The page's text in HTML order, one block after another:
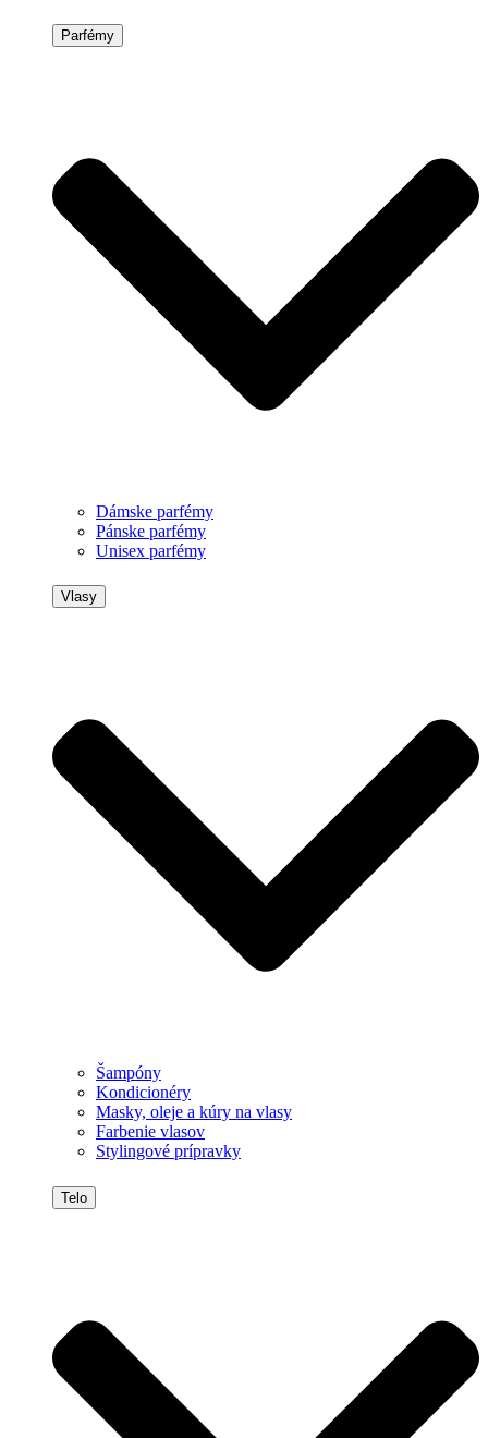
Parfémy
Dámske parfémy
Pánske parfémy
Unisex parfémy
Vlasy
Šampóny
Kondicionéry
Masky, oleje a kúry na vlasy
Farbenie vlasov
Stylingové prípravky
Telo